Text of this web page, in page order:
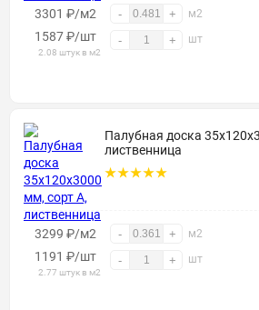
3301 ₽/м2 - + м2
1587₽/шт
2.08 штук в м2
- + шт
Палубная доска
лиственница
3299 ₽/м2 - + м2
1191 ₽/шт
2.77 штук в м2
- + шт